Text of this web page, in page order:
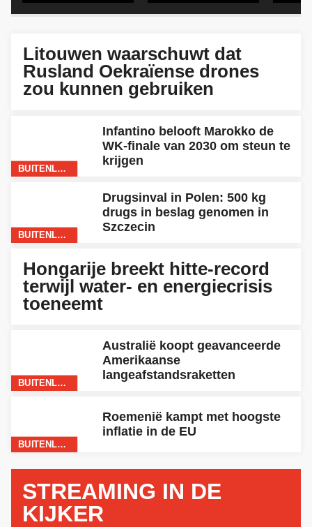
Litouwen waarschuwt dat
Rusland Oekraïense drones
zou kunnen gebruiken
Infantino belooft Marokko de
WK-finale van 2030 om steun te
krijgen
Drugsinval in Polen: 500 kg
drugs in beslag genomen in
Szczecin
BUITENLAND
Hongarije breekt hitte-record
terwijl water- en energiecrisis
toeneemt
BUITENLAND
Australië koopt geavanceerde
Amerikaanse
langeafstandsraketten
BUITENLAND
Roemenië kampt met hoogste
inflatie in de EU
STREAMING IN DE
KIJKER